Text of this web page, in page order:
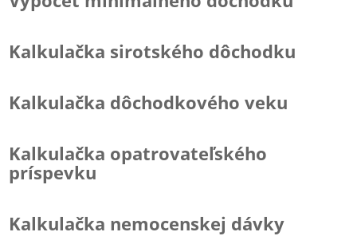
Kalkulačka sirotského dôchodku
Kalkulačka dôchodkového veku
Kalkulačka opatrovateľského
príspevku
Kalkulačka nemocenskej dávky